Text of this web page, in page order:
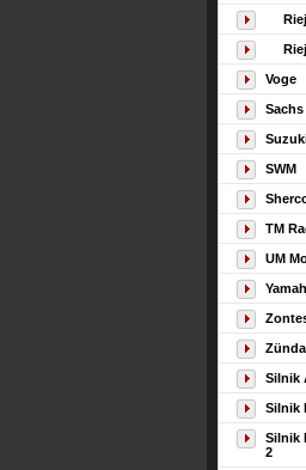
Voge
Sachs
SWM
TM
UM
Silnik
Silnik
Silnik
2